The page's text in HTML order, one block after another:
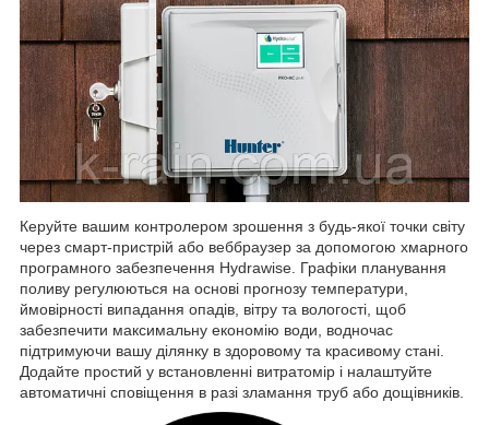
Керуйте вашим контролером зрошення з будь-якої точки світу
через смарт-пристрій або веббраузер за допомогою хмарного
програмного забезпечення Hydrawise. Графіки планування
поливу регулюються на основі прогнозу температури,
ймовірності випадання опадів, вітру та вологості, щоб
забезпечити максимальну економію води, водночас
підтримуючи вашу ділянку в здоровому та красивому стані.
Додайте простий у встановленні витратомір і налаштуйте
автоматичні сповіщення в разі зламання труб або дощівників.